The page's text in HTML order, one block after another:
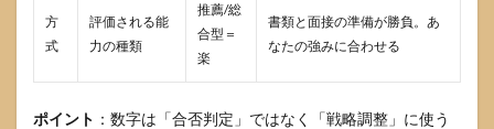
方
式
評価される能
力の種類
推薦/総
合型＝
楽
書類と面接の準備が勝負。あ
なたの強みに合わせる
ポイント ：数字は「合否判定」ではなく「戦略調整」に使う